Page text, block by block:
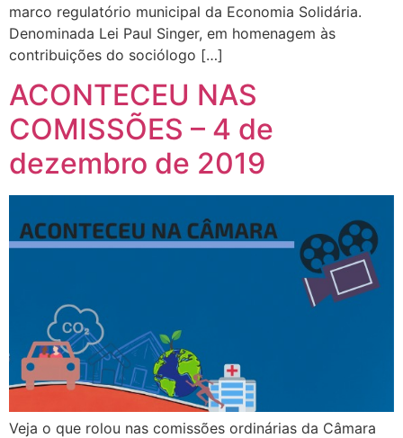
marco regulatório municipal da Economia Solidária.
Denominada Lei Paul Singer, em homenagem às
contribuições do sociólogo […]
ACONTECEU NAS
COMISSÕES – 4 de
dezembro de 2019
Veja o que rolou nas comissões ordinárias da Câmara